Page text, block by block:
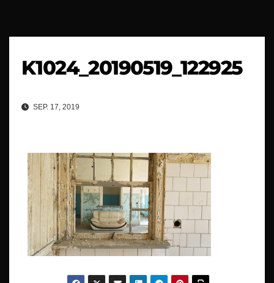
K1024_20190519_122925
SEP. 17, 2019